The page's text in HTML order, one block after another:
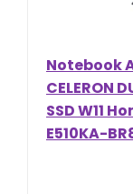
Notebook
CELERON
SSD W11
E510KA-